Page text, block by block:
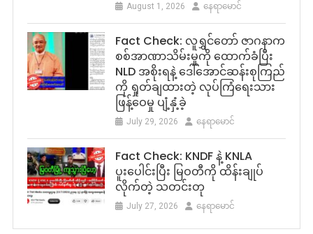
August 1, 2026 နေရာမောင်
Fact Check: လူရွှင်တော် ဇာဂနာက
စစ်အာဏာသိမ်းမှုကို ထောက်ခံပြီး
NLD အစိုးရနဲ့ ဒေါ်အောင်ဆန်းစုကြည်
ကို ရှုတ်ချထားတဲ့ လုပ်ကြံရေးသား
ဖြန့်ဝေမှု ပျံ့နှံ့ခဲ့
July 29, 2026 နေရာမောင်
Fact Check: KNDF နဲ့ KNLA
ပူးပေါင်းပြီး မြဝတီကို ထိန်းချုပ်
လိုက်တဲ့ သတင်းတု
July 27, 2026 နေရာမောင်